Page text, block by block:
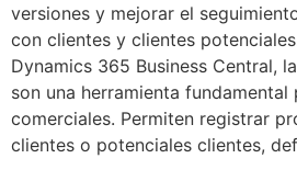
versiones y mejorar el
con clientes y clientes
Dynamics 365 Business Central,
son una herramienta fundamental
comerciales. Permiten registrar
clientes o potenciales clientes,